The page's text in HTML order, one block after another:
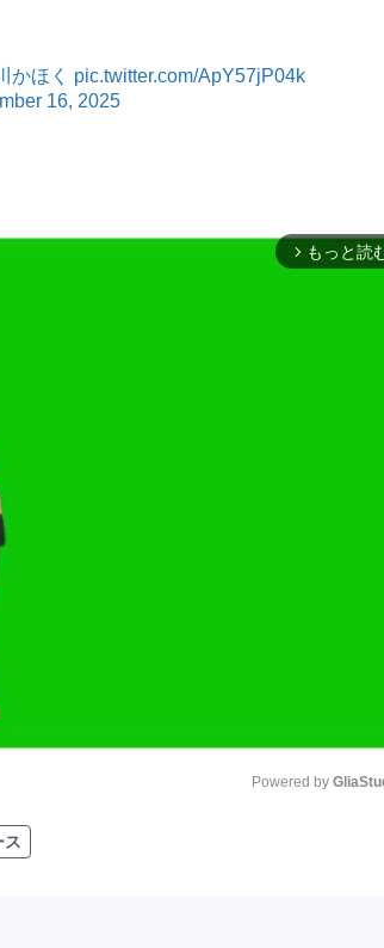
かほく
pic.twitter.com/ApY57jP04k
16, 2025
arrow_forward_ios もっと読
Powered by
ス